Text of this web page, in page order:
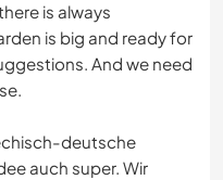
is always
is big and ready for
And we need
deutsche
auch super. Wir